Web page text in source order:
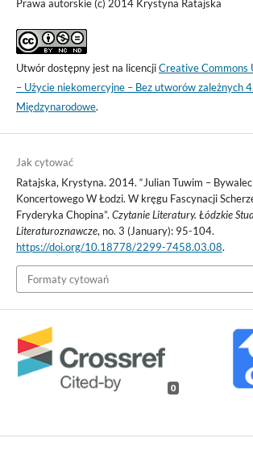
Prawa autorskie (c) 2014 Krystyna Ratajska
Utwór dostępny jest na licencjiCreative Commons
– Użycie niekomercyjne – Bez utworów zależnych
Międzynarodowe.
Jak cytować
Ratajska, Krystyna. 2014. “Julian Tuwim –
Koncertowego W Łodzi. W kręgu Fascynacji
Fryderyka Chopina”. Czytanie Literatury. Łódzkie
Literaturoznawcze, no. 3 (January): 95-104.
https://doi.org/10.18778/2299-7458.03.08.
Formaty cytowań
0